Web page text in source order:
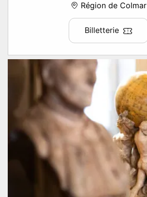
Région de Colmar
Billetterie